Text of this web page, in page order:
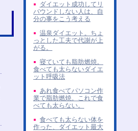
ダイエット成功してリ
バウンドしない人は、自
分の事をこう考える
温泉ダイエット。ちょ
っとした工夫で代謝が上
がる。
寝ていても脂肪燃焼。
食べても太らないダイエ
ット呼吸法
あれ食べてパソコン作
業で脂肪燃焼。これで食
べても太らない。
食べても太らない体を
作った、ダイエット最大